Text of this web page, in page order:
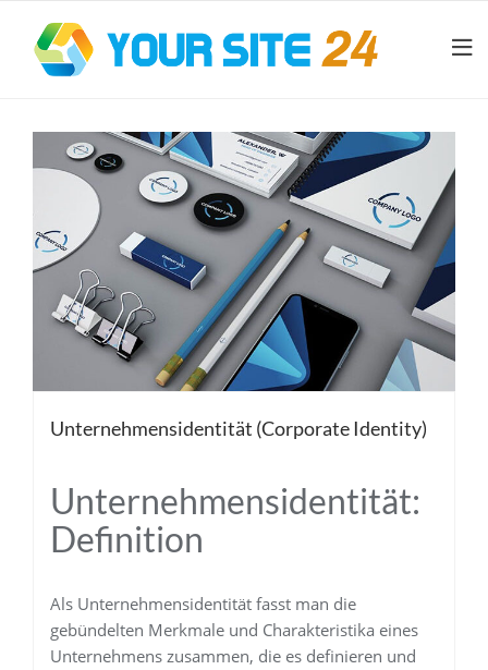
Unternehmensidentität (Corporate Identity)
Unternehmensidentität:
Definition
Als Unternehmensidentität fasst man die
gebündelten Merkmale und Charakteristika eines
Unternehmens zusammen, die es definieren und